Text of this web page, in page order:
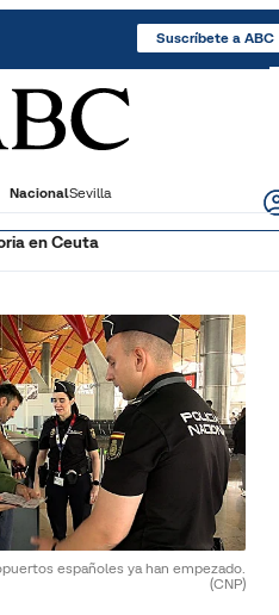
Suscríbete a ABC
NacionalSevilla
en Ceuta
españoles ya han empezado.
(CNP)